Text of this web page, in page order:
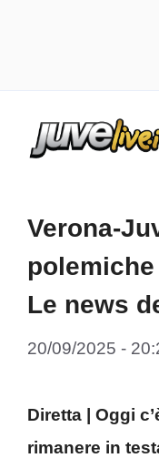
Verona-
polemiche
Le news
20/09/2025 -
Diretta | Oggi
rimanere in